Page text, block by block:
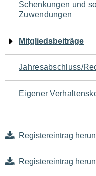
Schenkungen und
Zuwendungen
Mitgliedsbeiträge
Jahresabschluss/
Eigener
Registereintrag
Registereintrag